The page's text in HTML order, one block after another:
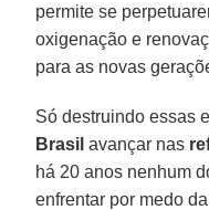
permite se
oxigenação e
para as novas
Só destruindo essas
Brasil avançar nas
há 20 anos nenhum
enfrentar por medo